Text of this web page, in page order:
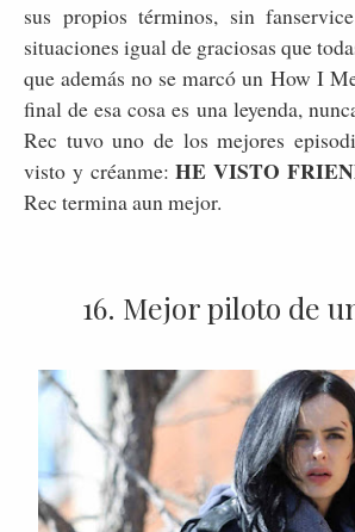
sus propios términos, sin
situaciones igual de graciosas que
que además no se marcó un How I
final de esa cosa es una leyenda,
Rec tuvo uno de los mejores
visto y créanme:HE VISTO
Rec termina aun mejor.
16. Mejor piloto de